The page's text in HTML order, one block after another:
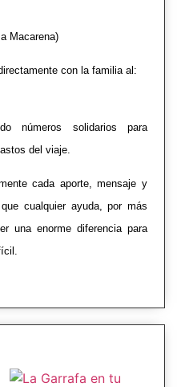
Macarena)
con la familia al:
números solidarios para
del viaje.
cada aporte, mensaje y
cualquier ayuda, por más
una enorme diferencia para